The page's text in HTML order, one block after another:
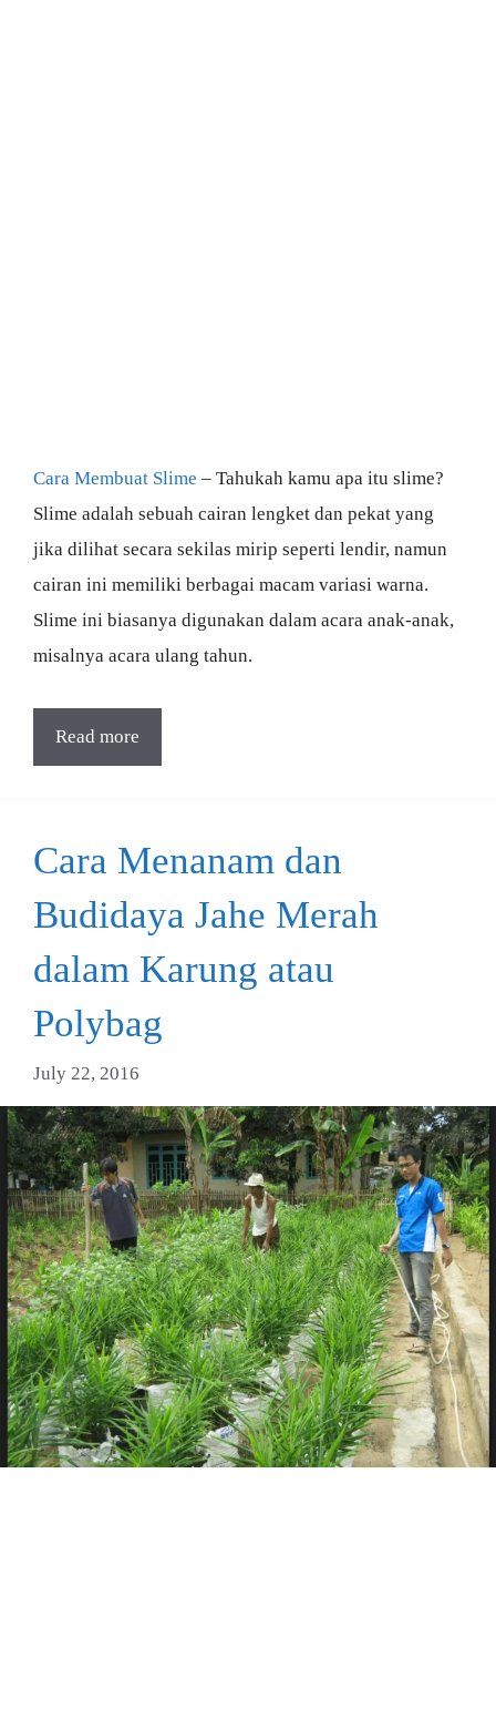
Cara Membuat Slime – Tahukah kamu apa itu slime?
Slime adalah sebuah cairan lengket dan pekat yang
jika dilihat secara sekilas mirip seperti lendir, namun
cairan ini memiliki berbagai macam variasi warna.
Slime ini biasanya digunakan dalam acara anak-anak,
misalnya acara ulang tahun.
Read more
Cara Menanam dan
Budidaya Jahe Merah
dalam Karung atau
Polybag
July 22, 2016